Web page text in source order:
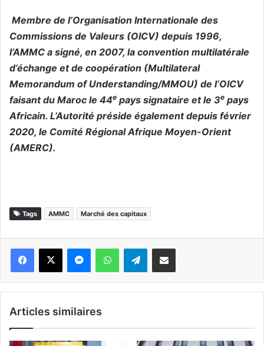
Membre de l’Organisation Internationale des
Commissions de Valeurs (OICV) depuis 1996,
l’AMMC a signé, en 2007, la convention multilatérale
d’échange et de coopération (Multilateral
Memorandum of Understanding/MMOU) de l’OICV
faisant du Maroc le 44e pays signataire et le 3e pays
Africain. L’Autorité préside également depuis février
2020, le Comité Régional Afrique Moyen-Orient
(AMERC).
Tags AMMC Marché des capitaux
WhatsApp Telegram
Articles similaires